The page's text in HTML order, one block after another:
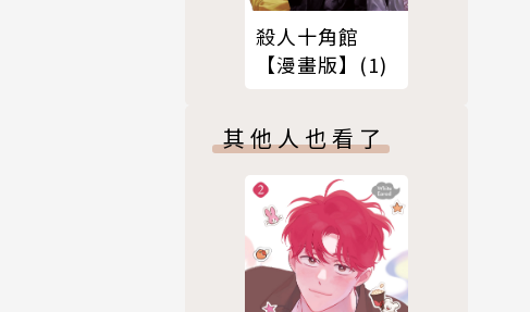
殺人十角館
【漫畫版】(1)
其他人也看了